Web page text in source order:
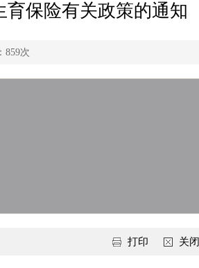
育保险有关政策的通知
859次
关闭
打印